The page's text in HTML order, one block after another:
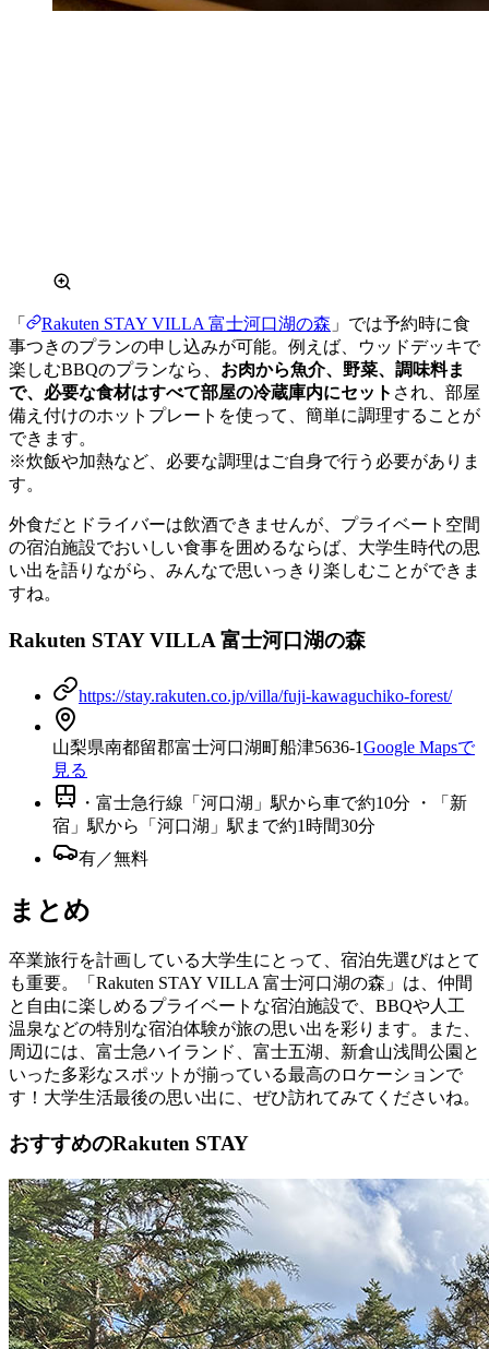
「 Rakuten STAY VILLA 富士河口湖の森 」では予約時に食
事つきのプランの申し込みが可能。例えば、ウッドデッキで
楽しむBBQのプランなら、 お肉から魚介、野菜、調味料ま
で、必要な食材はすべて部屋の冷蔵庫内にセット され、部屋
備え付けのホットプレートを使って、簡単に調理することが
できます。
※炊飯や加熱など、必要な調理はご自身で行う必要がありま
す。
外食だとドライバーは飲酒できませんが、プライベート空間
の宿泊施設でおいしい食事を囲めるならば、大学生時代の思
い出を語りながら、みんなで思いっきり楽しむことができま
すね。
Rakuten STAY VILLA 富士河口湖の森
https://stay.rakuten.co.jp/villa/fuji-kawaguchiko-forest/
山梨県南都留郡富士河口湖町船津5636-1Google Mapsで
見る
・富士急行線「河口湖」駅から車で約10分 ・「新
宿」駅から「河口湖」駅まで約1時間30分
有／無料
まとめ
卒業旅行を計画している大学生にとって、宿泊先選びはとて
も重要。「Rakuten STAY VILLA 富士河口湖の森」は、仲間
と自由に楽しめるプライベートな宿泊施設で、BBQや人工
温泉などの特別な宿泊体験が旅の思い出を彩ります。また、
周辺には、富士急ハイランド、富士五湖、新倉山浅間公園と
いった多彩なスポットが揃っている最高のロケーションで
す！大学生活最後の思い出に、ぜひ訪れてみてくださいね。
おすすめのRakuten STAY